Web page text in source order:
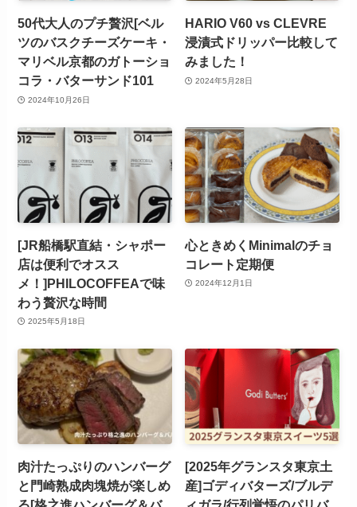
50代大人のプチ贅沢[ベル
ツのバスクチーズケーキ・
マリベル京都のガトーショ
コラ・バターサンド101
2024年10月26日
HARIO V60 vs CLEVRE
浸漬式ドリッパー比較して
みました！
2024年5月28日
[JR船橋駅直結・シャポー
店は便利でオスス
メ！]PHILOCOFFEAで味
わう贅沢な時間
2025年5月18日
心ときめくMinimalのチョ
コレート定期便
2024年12月1日
肉汁たっぷりのハンバーグ
と門崎熟成肉塊焼が楽しめ
[2025年グランスタ東京土
産]ゴディバターズ/ブルデ